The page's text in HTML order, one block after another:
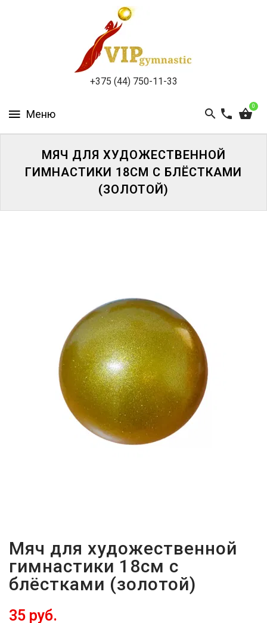
+375 (44) 750-11-33
0
ЗАБЫЛИ
МЯЧ ДЛЯ ХУДОЖЕСТВЕННОЙ
ГИМНАСТИКИ 18СМ С БЛЁСТКАМИ
(ЗОЛОТОЙ)
Мяч для художественной
гимнастики 18см с
блёстками (золотой)
35 руб.